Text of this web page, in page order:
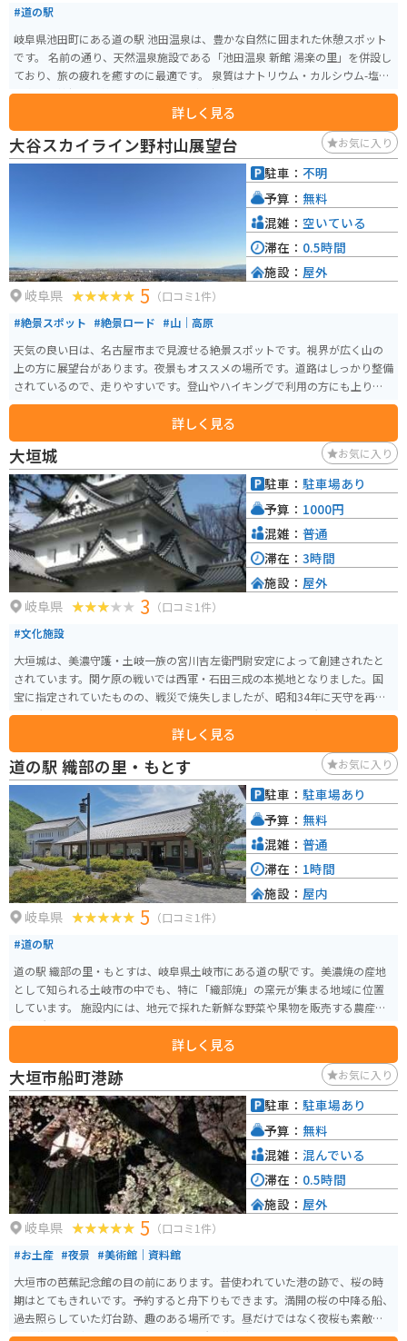
です。 観光の拠点としても最適なので、ぜひ一度訪れてみてください。
#道の駅
岐阜県池田町にある道の駅 池田温泉は、豊かな自然に囲まれた休憩スポット
です。 名前の通り、天然温泉施設である「池田温泉 新館 湯楽の里」を併設し
ており、旅の疲れを癒すのに最適です。 泉質はナトリウム・カルシウム-塩化
物泉で、神経痛や筋肉痛、関節痛などに効果があるとされています。 また、
地元の農産物直売所では、新鮮な野菜や果物、特産品などを購入することが
できます。 特に、池田町は富有柿の産地として知られており、秋には旬の甘
い柿を味わうことができます。 バイクで訪れる場合、道の駅には広々とした
駐車場が完備されているので安心です。 周辺には、池田山麓を走る快適なワ
インディングロードがあり、ツーリングにもおすすめです。 道の駅を起点
に、自然豊かな景色を楽しみながら、岐阜県池田町の魅力を満喫してみてく
詳しく見る
大谷スカイライン野村山展望台 お気に入り
岐阜県 5 （口コミ1件）
#絶景スポット #絶景ロード #山｜高原
天気の良い日は、名古屋市まで見渡せる絶景スポットです。視界が広く山の
上の方に展望台があります。夜景もオススメの場所です。道路はしっかり整備
されているので、走りやすいです。登山やハイキングで利用の方にも上りや
すい山です。
詳しく見る
駐車： 不明
予算： 無料
混雑： 空いている
滞在： 0.5時間
施設： 屋外
大垣城 お気に入り
岐阜県 3 （口コミ1件）
#文化施設
大垣城は、美濃守護・土岐一族の宮川吉左衛門尉安定によって創建されたと
されています。関ケ原の戦いでは西軍・石田三成の本拠地となりました。国
宝に指定されていたものの、戦災で焼失しましたが、昭和34年に天守を再建
し、大垣のシンボルとなりました。 現在の天守は1959年に外観復元され、関
ケ原の戦いについての資料館となっています。大垣城は堅城であり、かつて
の規模は現在の3倍以上で、10の櫓を持つ要塞として知られています。
詳しく見る
駐車： 駐車場あり
予算： 1000円
混雑： 普通
滞在： 3時間
施設： 屋外
道の駅 織部の里・もとす お気に入り
岐阜県 5 （口コミ1件）
#道の駅
道の駅 織部の里・もとすは、岐阜県土岐市にある道の駅です。美濃焼の産地
として知られる土岐市の中でも、特に「織部焼」の窯元が集まる地域に位置
しています。 施設内には、地元で採れた新鮮な野菜や果物を販売する農産物
直売所や、織部焼をはじめとする美濃焼の器を販売するショップ、地元の食
材を使った料理を提供するレストランなどがあります。 バイクで訪れる場
合、道の駅には広々とした駐車場が完備されているので安心です。また、周
辺には窯元巡りが楽しめる「織部ヒルズ」や、自然豊かな公園など、観光ス
ポットも充実しています。 道の駅 織部の里・もとすは、美濃焼の魅力に触れ
ながら、地元の美味しいものを楽しめる道の駅です。
詳しく見る
駐車： 駐車場あり
予算： 無料
混雑： 普通
滞在： 1時間
施設： 屋内
大垣市船町港跡 お気に入り
岐阜県 5 （口コミ1件）
#お土産 #夜景 #美術館｜資料館
大垣市の芭蕉記念館の目の前にあります。昔使われていた港の跡で、桜の時
期はとてもきれいです。予約すると舟下りもできます。満開の桜の中降る船、
過去照らしていた灯台跡、趣のある場所です。昼だけではなく夜桜も素敵で
す。花見期間中はライトアップされ近所の花見客で賑わいます。
駐車： 駐車場あり
予算： 無料
混雑： 混んでいる
滞在： 0.5時間
施設： 屋外